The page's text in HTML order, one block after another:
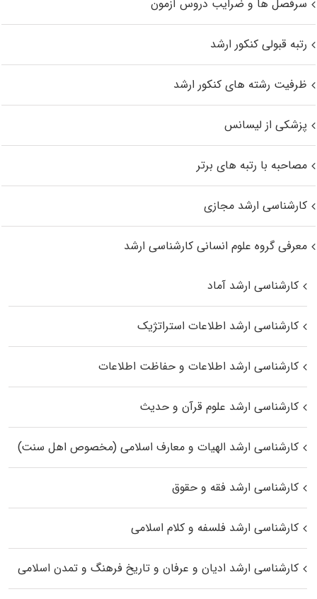
سرفصل ها و ضرایب دروس آزمون
رتبه قبولی کنکور ارشد
ظرفیت رشته های کنکور ارشد
پزشکی از لیسانس
مصاحبه با رتبه های برتر
کارشناسی ارشد مجازی
معرفی گروه علوم انسانی کارشناسی ارشد
کارشناسی ارشد آماد
کارشناسی ارشد اطلاعات استراتژیک
کارشناسی ارشد اطلاعات و حفاظت اطلاعات
کارشناسی ارشد علوم قرآن و حدیث
کارشناسی ارشد الهیات و معارف اسلامی (مخصوص اهل سنت)
کارشناسی ارشد فقه و حقوق
کارشناسی ارشد فلسفه و کلام اسلامی
کارشناسی ارشد ادیان و عرفان و تاریخ فرهنگ و تمدن اسلامی